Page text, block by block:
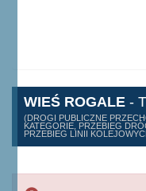
WIEŚ ROGALE -
(DROGI PUBLICZNE
KATEGORIE, PRZEBIEG
PRZEBIEG LINII